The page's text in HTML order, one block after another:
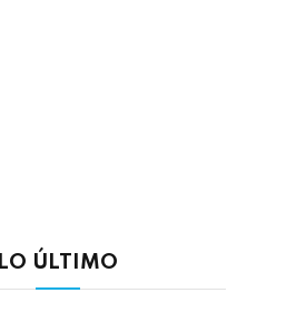
LO ÚLTIMO